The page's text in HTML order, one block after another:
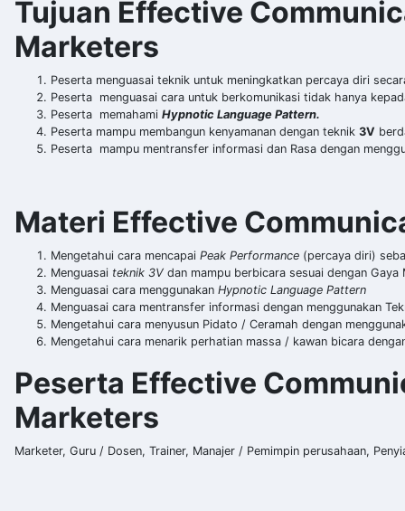
Tujuan Effective
Marketers
Peserta menguasai teknik untuk meningkatkan percaya diri
Peserta menguasai cara untuk berkomunikasi tidak hanya
Peserta memahami Hypnotic Language Pattern.
Peserta mampu membangun kenyamanan dengan teknik 3V
Peserta mampu mentransfer informasi dan Rasa dengan
Materi Effective
Mengetahui cara mencapai Peak Performance (percaya diri)
Menguasai teknik 3V dan mampu berbicara sesuai dengan
Menguasai cara menggunakan Hypnotic Language Pattern
Menguasai cara mentransfer informasi dengan menggunakan
Mengetahui cara menyusun Pidato / Ceramah dengan
Mengetahui cara menarik perhatian massa / kawan bicara
Peserta Effective
Marketers
Marketer, Guru / Dosen, Trainer, Manajer / Pemimpin perusahaan,